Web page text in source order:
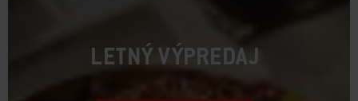
LETNÝ VÝPREDAJ